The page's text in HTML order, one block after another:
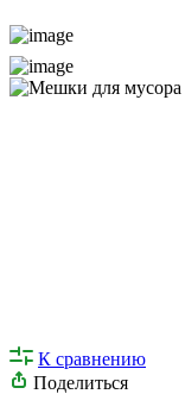
К сравнению
Поделиться